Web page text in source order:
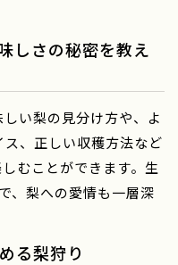
しさの秘密を教え
い梨の見分け方や、よ
、正しい収穫方法など
むことができます。生
、梨への愛情も一層深
る梨狩り